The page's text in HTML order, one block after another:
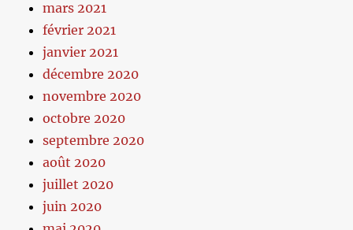
mars 2021
février 2021
janvier 2021
décembre 2020
novembre 2020
octobre 2020
septembre 2020
août 2020
juillet 2020
juin 2020